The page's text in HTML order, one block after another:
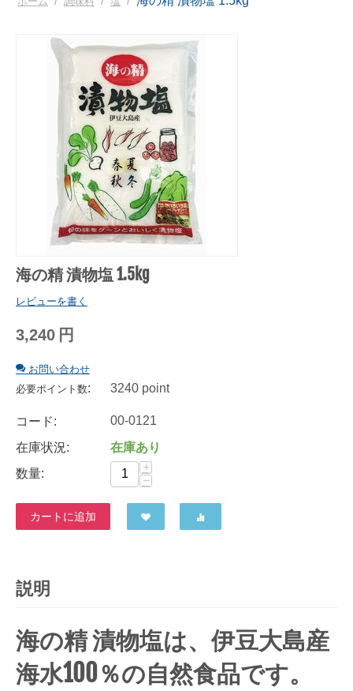
海の精 漬物塩 1.5kg
レビューを書く
3,240 円
お問い合わせ
必要ポイント数: 3240 point
コード:
00-0121
在庫状況:
在庫あり
数量:
+
−
カートに追加
説明
海の精 漬物塩は、伊豆大島産
海水100％の自然食品です。